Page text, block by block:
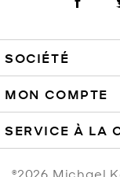
SOCIÉTÉ
MON COMPTE
SERVICE À LA
©2026 Michael